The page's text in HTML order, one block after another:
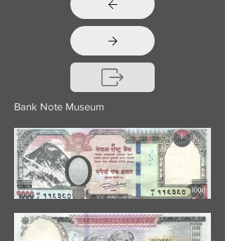
Bank Note Museum